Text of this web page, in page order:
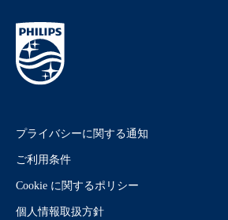
プライバシーに関する通知
ご利用条件
Cookie に関するポリシー
個人情報取扱方針